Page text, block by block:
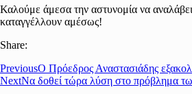
Καλούμε άμεσα την αστυνομία να αναλάβει
καταγγέλλουν αμέσως!
Share:
PreviousΟ Πρόεδρος Αναστασιάδης
NextΝα δοθεί τώρα λύση στο πρόβλημα